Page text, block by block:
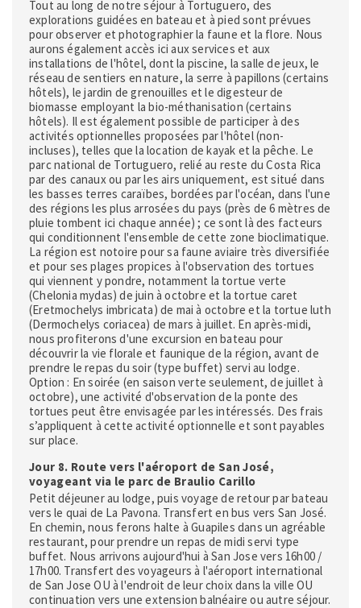
Tout au long de notre séjour à Tortuguero, des
explorations guidées en bateau et à pied sont prévues
pour observer et photographier la faune et la flore. Nous
aurons également accès ici aux services et aux
installations de l'hôtel, dont la piscine, la salle de jeux, le
réseau de sentiers en nature, la serre à papillons (certains
hôtels), le jardin de grenouilles et le digesteur de
biomasse employant la bio-méthanisation (certains
hôtels). Il est également possible de participer à des
activités optionnelles proposées par l'hôtel (non-
incluses), telles que la location de kayak et la pêche. Le
parc national de Tortuguero, relié au reste du Costa Rica
par des canaux ou par les airs uniquement, est situé dans
les basses terres caraïbes, bordées par l'océan, dans l'une
des régions les plus arrosées du pays (près de 6 mètres de
pluie tombent ici chaque année) ; ce sont là des facteurs
qui conditionnent l'ensemble de cette zone bioclimatique.
La région est notoire pour sa faune aviaire très diversifiée
et pour ses plages propices à l'observation des tortues
qui viennent y pondre, notamment la tortue verte
(Chelonia mydas) de juin à octobre et la tortue caret
(Eretmochelys imbricata) de mai à octobre et la tortue luth
(Dermochelys coriacea) de mars à juillet. En après-midi,
nous profiterons d'une excursion en bateau pour
découvrir la vie florale et faunique de la région, avant de
prendre le repas du soir (type buffet) servi au lodge.
Option : En soirée (en saison verte seulement, de juillet à
octobre), une activité d'observation de la ponte des
tortues peut être envisagée par les intéressés. Des frais
s’appliquent à cette activité optionnelle et sont payables
sur place.
Jour 8. Route vers l'aéroport de San José,
voyageant via le parc de Braulio Carillo
Petit déjeuner au lodge, puis voyage de retour par bateau
vers le quai de La Pavona. Transfert en bus vers San José.
En chemin, nous ferons halte à Guapiles dans un agréable
restaurant, pour prendre un repas de midi servi type
buffet. Nous arrivons aujourd'hui à San Jose vers 16h00 /
17h00. Transfert des voyageurs à l'aéroport international
de San Jose OU à l'endroit de leur choix dans la ville OU
continuation vers une extension balnéaire ou autre séjour.